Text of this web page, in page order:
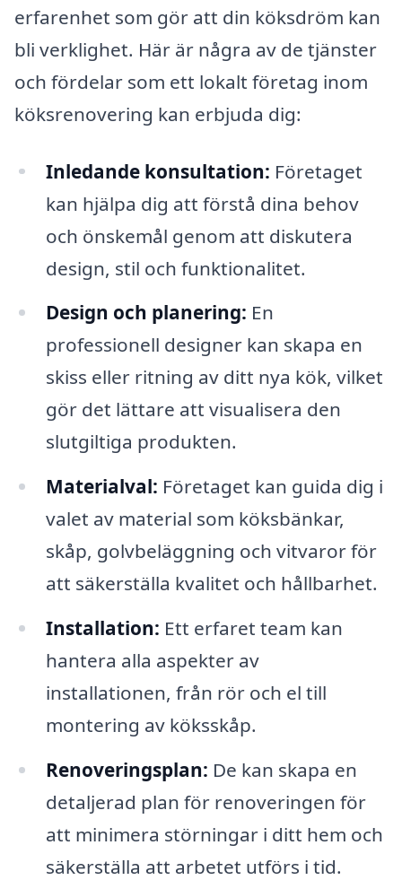
erfarenhet som gör att din köksdröm kan
bli verklighet. Här är några av de tjänster
och fördelar som ett lokalt företag inom
köksrenovering kan erbjuda dig:
Inledande konsultation: Företaget
kan hjälpa dig att förstå dina behov
och önskemål genom att diskutera
design, stil och funktionalitet.
Design och planering: En
professionell designer kan skapa en
skiss eller ritning av ditt nya kök, vilket
gör det lättare att visualisera den
slutgiltiga produkten.
Materialval: Företaget kan guida dig i
valet av material som köksbänkar,
skåp, golvbeläggning och vitvaror för
att säkerställa kvalitet och hållbarhet.
Installation: Ett erfaret team kan
hantera alla aspekter av
installationen, från rör och el till
montering av köksskåp.
Renoveringsplan: De kan skapa en
detaljerad plan för renoveringen för
att minimera störningar i ditt hem och
säkerställa att arbetet utförs i tid.